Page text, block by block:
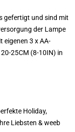
gefertigt und sind mit
der Lampe
eigenen 3 x AA-
25CM (8-10IN) in
Holiday,
Liebsten & weeb